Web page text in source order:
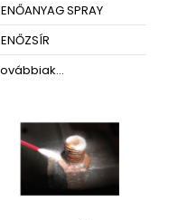
SPRAY